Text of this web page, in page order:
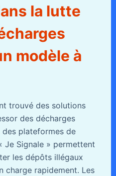
la lutte
modèle à
trouvé des solutions
des décharges
des plateformes de
Je Signale » permettent
les dépôts illégaux
charge rapidement. Les